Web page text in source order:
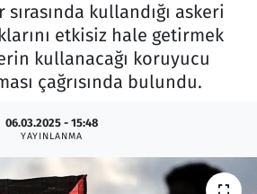
kullandığı askeri
etkisiz hale getirmek
kullanacağı koruyucu
çağrısında bulundu.
06.03.2025 - 15:48
YAYINLANMA